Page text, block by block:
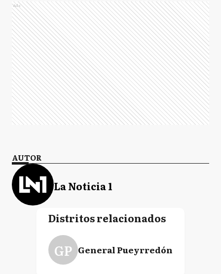
Ads
AUTOR
La Noticia 1
Distritos relacionados
GP General Pueyrredón